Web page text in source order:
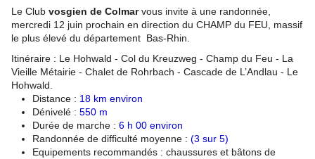
Le Club vosgien de Colmarvous invite à une randonnée,
mercredi 12 juin prochain en direction du CHAMP du FEU, massif
le plus élevé du département Bas-Rhin.
Itinéraire : Le Hohwald - Col du Kreuzweg - Champ du Feu - La
Vieille Métairie - Chalet de Rohrbach - Cascade de L’Andlau - Le
Hohwald.
Distance : 18 km environ
Dénivelé : 550 m
Durée de marche : 6 h 00 environ
Randonnée de difficulté moyenne : (3 sur 5)
Equipements recommandés : chaussures et bâtons de